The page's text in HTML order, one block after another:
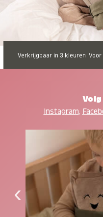
Verkrijgbaar in 3 kleuren Voor
Instagram,
‹